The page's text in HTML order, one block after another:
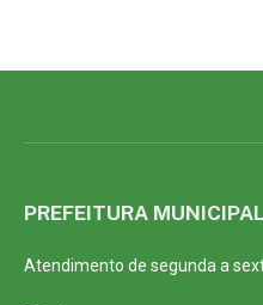
PREFEITURA
Atendimento de segunda a